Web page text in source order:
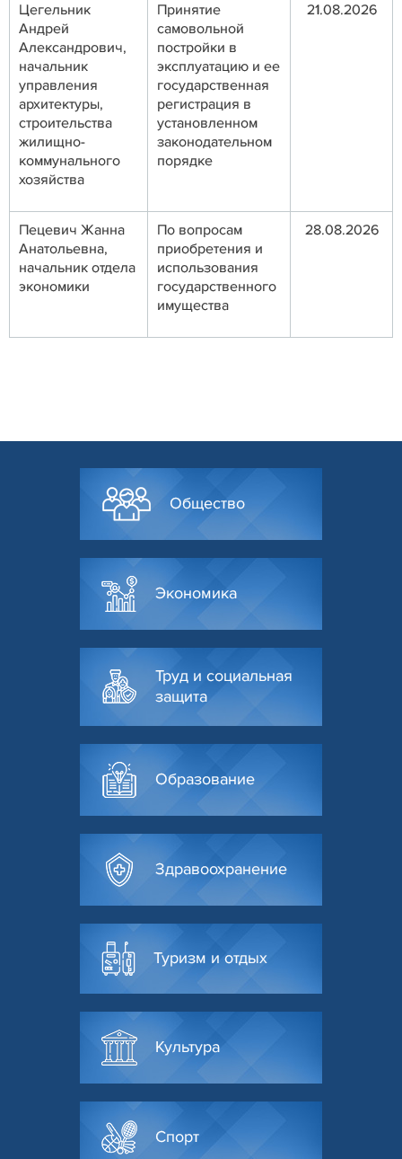
Цегельник
Андрей
Александрович,
начальник
управления
архитектуры,
строительства
жилищно-
коммунального
хозяйства
Принятие
самовольной
постройки в
эксплуатацию и ее
государственная
регистрация в
установленном
законодательном
порядке
21.08.2026
Пецевич Жанна
Анатольевна,
начальник отдела
экономики
По вопросам
приобретения и
использования
государственного
имущества
28.08.2026
Общество
Экономика
Труд и социальная
защита
Образование
Здравоохранение
Туризм и отдых
Культура
Спорт